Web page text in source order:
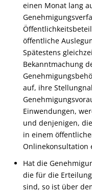
einen Monat lang
öffentliche
Spätestens
Bekanntmachung
auf, ihre
Einwendungen,
und denjenigen,
in einem
Onlinekonsultation
Hat die
die für die
sind, so ist über